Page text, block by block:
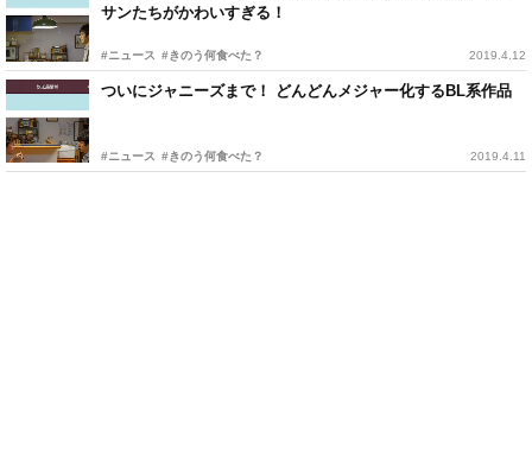
サンたちがかわいすぎる！
#ニュース #きのう何食べた？ 2019.4.12
ついにジャニーズまで！ どんどんメジャー化するBL系作品
#ニュース #きのう何食べた？ 2019.4.11